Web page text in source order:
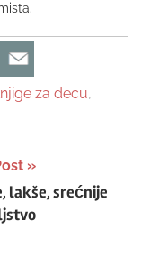
za decu,
lakše, srećnije